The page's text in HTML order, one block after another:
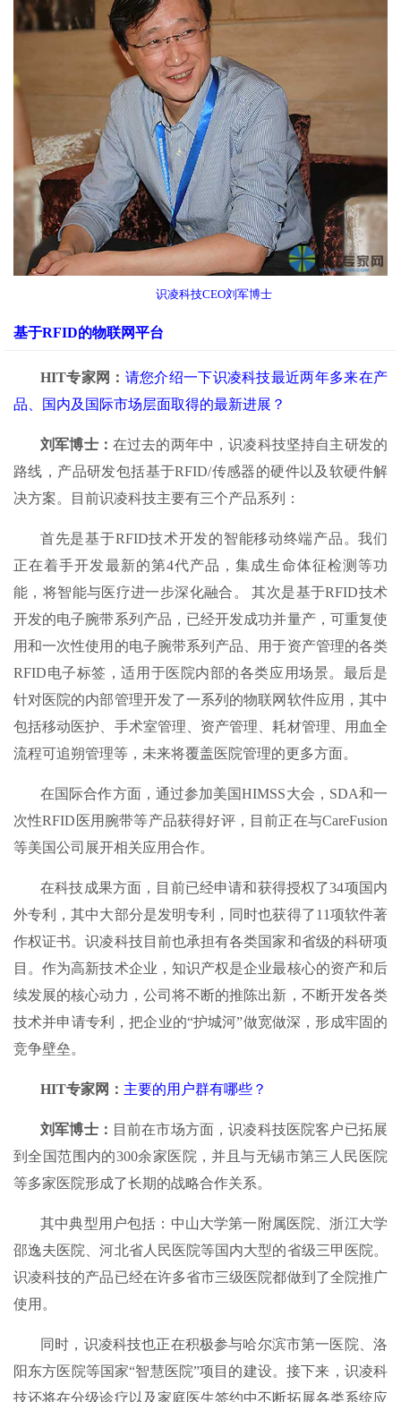
识凌科技CEO刘军博士
基于RFID的物联网平台
HIT专家网： 请您介绍一下识凌科技最近两年多来在产
品、国内及国际市场层面取得的最新进展？
刘军博士： 在过去的两年中，识凌科技坚持自主研发的
路线，产品研发包括基于RFID/传感器的硬件以及软硬件解
决方案。目前识凌科技主要有三个产品系列：
首先是基于RFID技术开发的智能移动终端产品。我们
正在着手开发最新的第4代产品，集成生命体征检测等功
能，将智能与医疗进一步深化融合。 其次是基于RFID技术
开发的电子腕带系列产品，已经开发成功并量产，可重复使
用和一次性使用的电子腕带系列产品、用于资产管理的各类
RFID电子标签，适用于医院内部的各类应用场景。最后是
针对医院的内部管理开发了一系列的物联网软件应用，其中
包括移动医护、手术室管理、资产管理、耗材管理、用血全
流程可追朔管理等，未来将覆盖医院管理的更多方面。
在国际合作方面，通过参加美国HIMSS大会，SDA和一
次性RFID医用腕带等产品获得好评，目前正在与CareFusion
等美国公司展开相关应用合作。
在科技成果方面，目前已经申请和获得授权了34项国内
外专利，其中大部分是发明专利，同时也获得了11项软件著
作权证书。识凌科技目前也承担有各类国家和省级的科研项
目。作为高新技术企业，知识产权是企业最核心的资产和后
续发展的核心动力，公司将不断的推陈出新，不断开发各类
技术并申请专利，把企业的“护城河”做宽做深，形成牢固的
竞争壁垒。
HIT专家网： 主要的用户群有哪些？
刘军博士： 目前在市场方面，识凌科技医院客户已拓展
到全国范围内的300余家医院，并且与无锡市第三人民医院
等多家医院形成了长期的战略合作关系。
其中典型用户包括：中山大学第一附属医院、浙江大学
邵逸夫医院、河北省人民医院等国内大型的省级三甲医院。
识凌科技的产品已经在许多省市三级医院都做到了全院推广
使用。
同时，识凌科技也正在积极参与哈尔滨市第一医院、洛
阳东方医院等国家“智慧医院”项目的建设。接下来，识凌科
技还将在分级诊疗以及家庭医生签约中不断拓展各类系统应